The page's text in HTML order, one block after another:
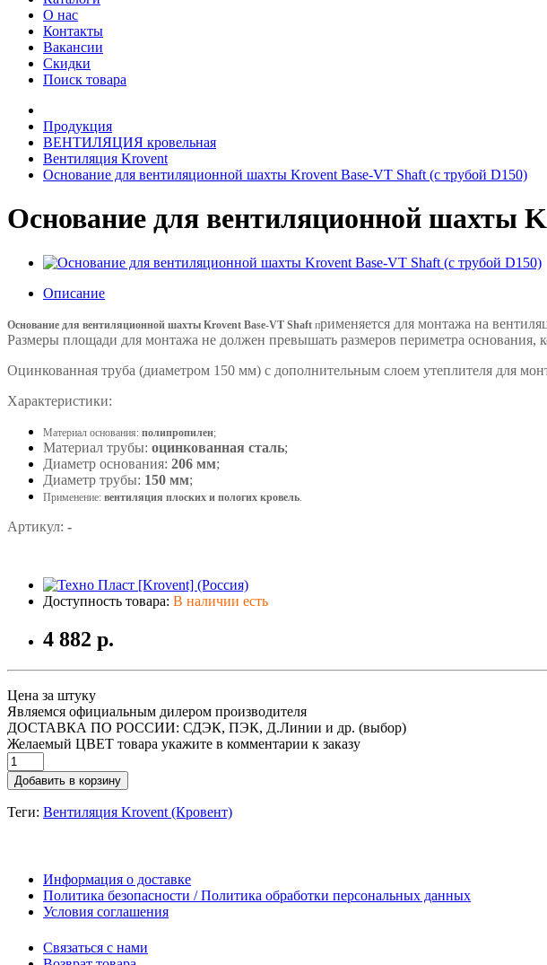
О нас
Контакты
Вакансии
Скидки
Поиск товара
Продукция
ВЕНТИЛЯЦИЯ кровельная
Вентиляция Krovent
Основание для вентиляционной шахты Krovent Base‐VT Shaft (с трубой D150)
Основание для вентиляционной шахты
Описание
Основание для вентиляционной шахты Krovent Base‐VT Shaft применяется для монтажа на
Размеры площади для монтажа не должен превышать размеров периметра основания,
Оцинкованная труба (диаметром 150 мм) с дополнительным слоем утеплителя для
Характеристики:
Материал основания: полипропилен;
Материал трубы: оцинкованная сталь;
Диаметр основания: 206 мм;
Диаметр трубы: 150 мм;
Применение: вентиляция плоских и пологих кровель.
Артикул: -
Доступность товара: В наличии есть
4 882 р.
Цена за штуку
Являемся официальным дилером производителя
ДОСТАВКА ПО РОССИИ: СДЭК, ПЭК, Д.Линии и др. (выбор)
Желаемый ЦВЕТ товара укажите в комментарии к заказу
Добавить в корзину
Теги: Вентиляция Krovent (Кровент)
Информация о доставке
Политика безопасности / Политика обработки персональных данных
Условия соглашения
Связаться с нами